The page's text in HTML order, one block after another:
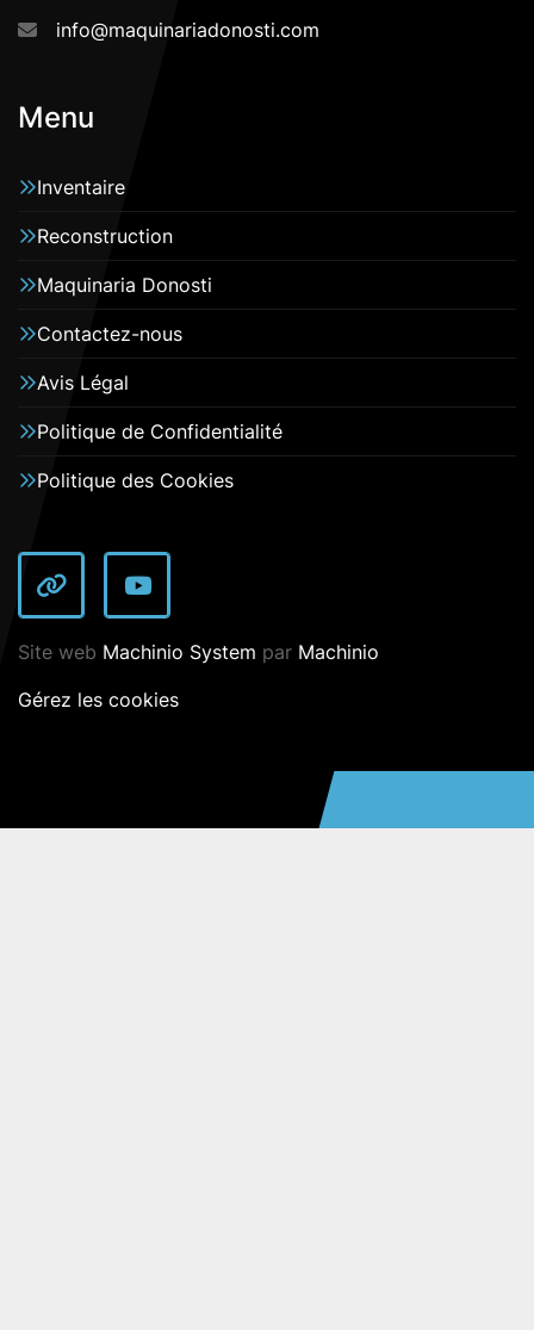
info@maquinariadonosti.com
Menu
Inventaire
Reconstruction
Maquinaria Donosti
Contactez-nous
Avis Légal
Politique de Confidentialité
Politique des Cookies
autre YouTube
Site web Machinio System par Machinio
Gérez les cookies